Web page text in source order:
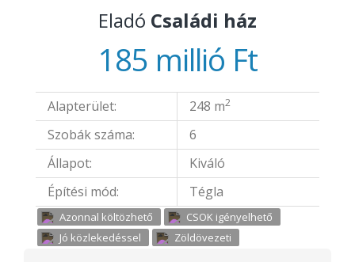
Eladó Családi ház
185 millió Ft
Alapterület: 248 m2
Szobák száma:
6
Állapot:
Kiváló
Építési mód:
Tégla
Azonnal költözhető
CSOK igényelhető
Jó közlekedéssel
Zöldövezeti